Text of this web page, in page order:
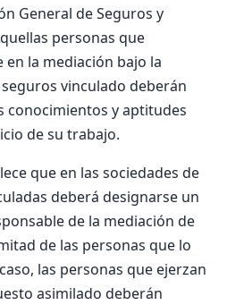
General de Seguros y
personas que
la mediación bajo la
vinculado deberán
conocimientos y aptitudes
de su trabajo.
que en las sociedades de
deberá designarse un
de la mediación de
de las personas que lo
las personas que ejerzan
asimilado deberán